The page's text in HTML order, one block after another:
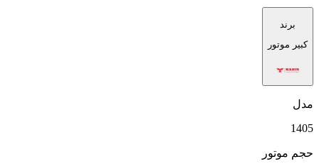
برند
کبیر موتور
مدل
1405
حجم موتور